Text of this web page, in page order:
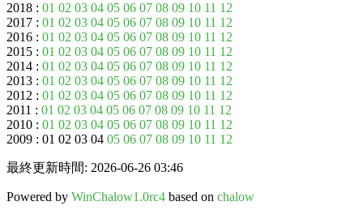
2018 : 01 02 03 04 05 06 07 08 09 10 11 12
2017 : 01 02 03 04 05 06 07 08 09 10 11 12
2016 : 01 02 03 04 05 06 07 08 09 10 11 12
2015 : 01 02 03 04 05 06 07 08 09 10 11 12
2014 : 01 02 03 04 05 06 07 08 09 10 11 12
2013 : 01 02 03 04 05 06 07 08 09 10 11 12
2012 : 01 02 03 04 05 06 07 08 09 10 11 12
2011 : 01 02 03 04 05 06 07 08 09 10 11 12
2010 : 01 02 03 04 05 06 07 08 09 10 11 12
2009 : 01 02 03 04 05 06 07 08 09 10 11 12
最終更新時間: 2026-06-26 03:46
Powered by WinChalow1.0rc4 based on chalow